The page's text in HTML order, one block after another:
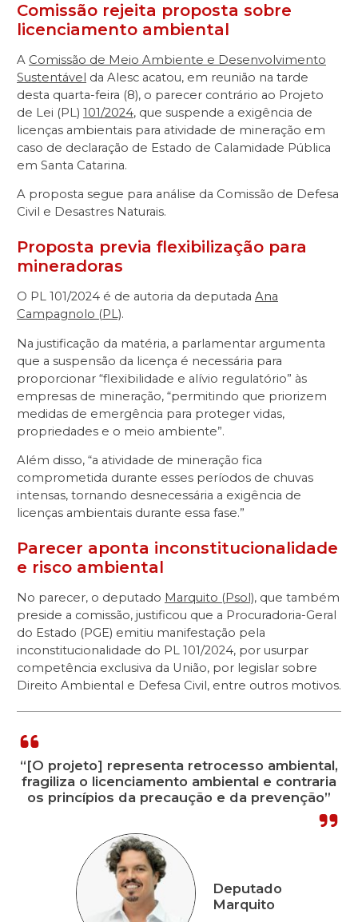
Comissão rejeita proposta sobre
licenciamento ambiental
A Comissão de Meio Ambiente e Desenvolvimento
Sustentável da Alesc acatou, em reunião na tarde
desta quarta-feira (8), o parecer contrário ao Projeto
de Lei (PL) 101/2024, que suspende a exigência de
licenças ambientais para atividade de mineração em
caso de declaração de Estado de Calamidade Pública
em Santa Catarina.
A proposta segue para análise da Comissão de Defesa
Civil e Desastres Naturais.
Proposta previa flexibilização para
mineradoras
O PL 101/2024 é de autoria da deputada Ana
Campagnolo (PL).
Na justificação da matéria, a parlamentar argumenta
que a suspensão da licença é necessária para
proporcionar “flexibilidade e alívio regulatório” às
empresas de mineração, “permitindo que priorizem
medidas de emergência para proteger vidas,
propriedades e o meio ambiente”.
Além disso, “a atividade de mineração fica
comprometida durante esses períodos de chuvas
intensas, tornando desnecessária a exigência de
licenças ambientais durante essa fase.”
Parecer aponta inconstitucionalidade
e risco ambiental
No parecer, o deputado Marquito (Psol), que também
preside a comissão, justificou que a Procuradoria-Geral
do Estado (PGE) emitiu manifestação pela
inconstitucionalidade do PL 101/2024, por usurpar
competência exclusiva da União, por legislar sobre
Direito Ambiental e Defesa Civil, entre outros motivos.
“[O projeto] representa retrocesso ambiental,
fragiliza o licenciamento ambiental e contraria
os princípios da precaução e da prevenção”
Deputado
Marquito